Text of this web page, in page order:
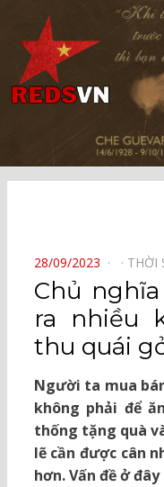
Kênh chia sẻ tri thức cộng đồng
POSTED
ON
28/09/2023 THỜI
Chủ
ra nhiều
thu quái
Người ta mua
không phải để
thống tặng quà
lẽ cần được cân
hơn. Vấn đề ở